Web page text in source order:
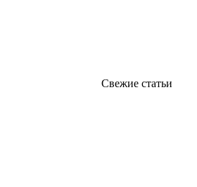
Свежие статьи